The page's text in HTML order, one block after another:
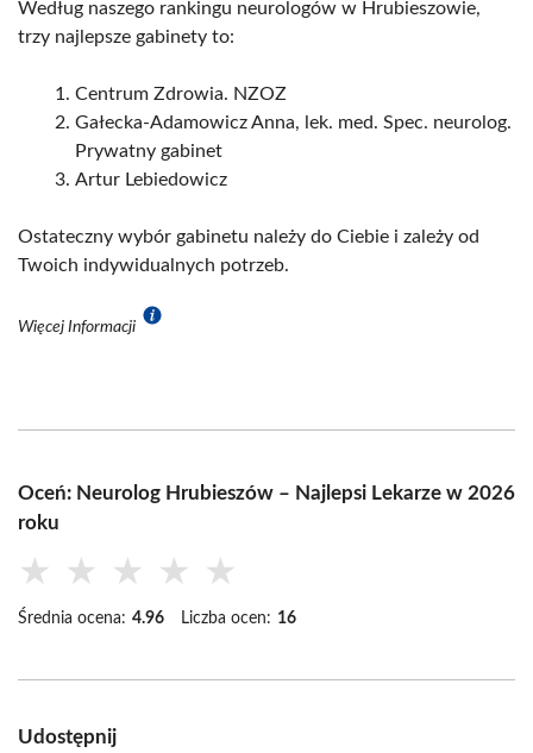
Według naszego rankingu neurologów w Hrubieszowie,
trzy najlepsze gabinety to:
Centrum Zdrowia. NZOZ
Gałecka-Adamowicz Anna, lek. med. Spec. neurolog.
Prywatny gabinet
Artur Lebiedowicz
Ostateczny wybór gabinetu należy do Ciebie i zależy od
Twoich indywidualnych potrzeb.
Więcej Informacji
Oceń: Neurolog Hrubieszów – Najlepsi Lekarze w 2026
roku
★ ★ ★ ★ ★
Średnia ocena: 4.96 Liczba ocen: 16
Udostępnij